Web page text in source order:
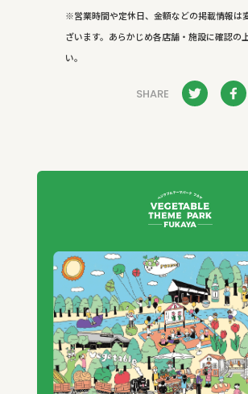
※営業時間や定休日、金額などの掲載情報は
ざいます。あらかじめ各店舗・施設に確認の
い。
SHARE